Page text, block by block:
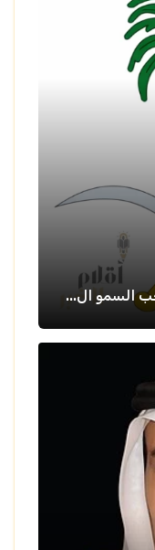
السمو ال...